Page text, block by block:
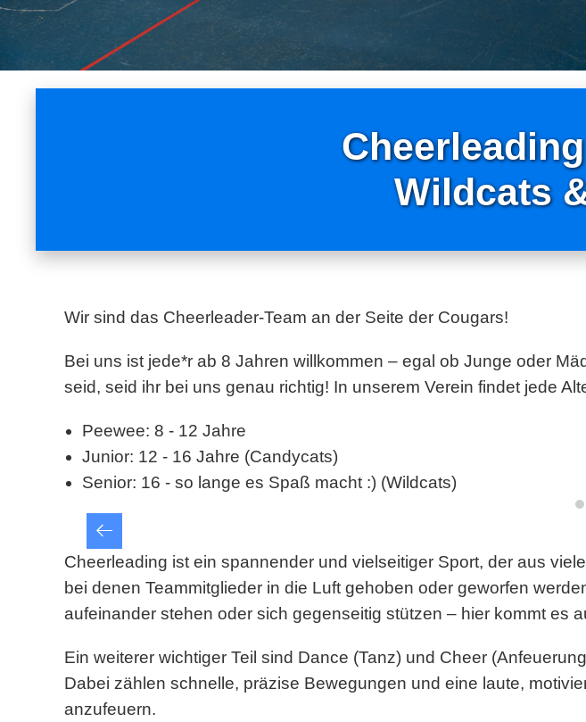
Wildcats
Wir sind das Cheerleader-Team an der Seite der Cougars!
Bei uns ist jede*r ab 8 Jahren willkommen – egal ob Junge oder
seid, seid ihr bei uns genau richtig! In unserem Verein findet jede
Peewee: 8 - 12 Jahre
Junior: 12 - 16 Jahre (Candycats)
Senior: 16 - so lange es Spaß macht :) (Wildcats)
Cheerleading ist ein spannender und vielseitiger Sport, der aus
bei denen Teammitglieder in die Luft gehoben oder geworfen
aufeinander stehen oder sich gegenseitig stützen – hier kommt es
Ein weiterer wichtiger Teil sind Dance (Tanz) und Cheer
Dabei zählen schnelle, präzise Bewegungen und eine laute,
anzufeuern.